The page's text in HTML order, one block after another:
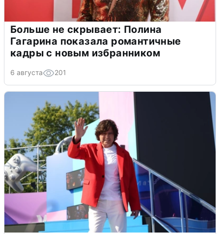
Больше не скрывает: Полина
Гагарина показала романтичные
кадры с новым избранником
6 августа 201